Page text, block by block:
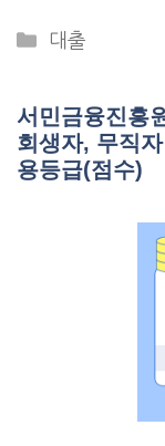
Categories
대출
서민금융진흥
회생자, 무직
용등급(점수)